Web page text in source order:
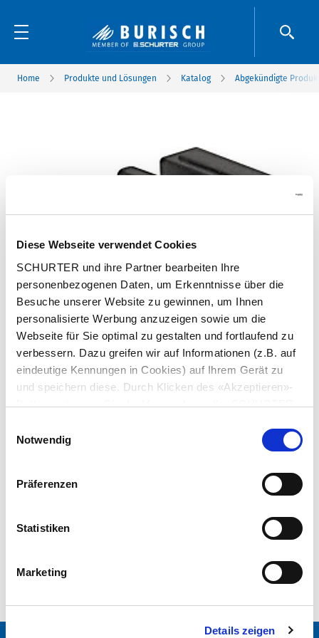
Diese Webseite verwendet Cookies
SCHURTER und ihre Partner bearbeiten Ihre
personenbezogenen Daten, um Erkenntnisse über die
Besuche unserer Website zu gewinnen, um Ihnen
personalisierte Werbung anzuzeigen sowie um die
Webseite für Sie optimal zu gestalten und fortlaufend zu
verbessern. Dazu greifen wir auf Informationen (z.B. auf
eindeutige Kennungen in Cookies) auf Ihrem Gerät zu
und speichern diese. Durch Klicken des «Akzeptieren»-
Buttons stimmen Sie der Verwendung aller SCHURTER
Ihre Einstellungen jederzeit ändern, indem Sie auf
Einstellungen werden unseren Partnern gemeldet und
haben keinen Einfluss auf die Browserdaten. Weitere
Datenschutzerklärung
Notwendig
Präferenzen
Statistiken
Marketing
Details zeigen
Home Produkte und Lösungen Katalog Abgekündigte
Artikel: 4802.2230
Datenblatt früheres PDF
Letzte Bestellmöglichkeit: 30.06.2016